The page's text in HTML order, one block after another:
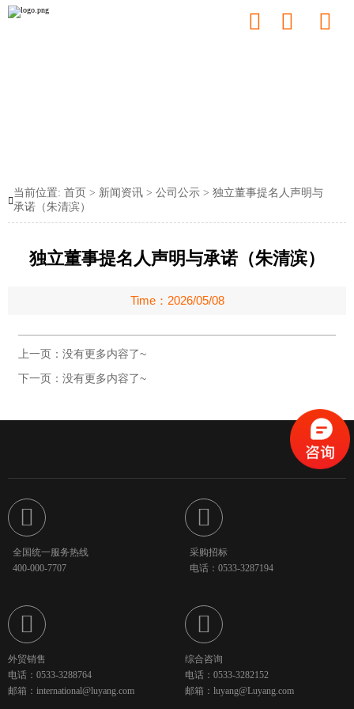
  

当前位置: 首页 > 新闻资讯 > 公司公示 > 独立董事提名人声明与
承诺（朱清滨）
独立董事提名人声明与承诺（朱清滨）
Time：2026/05/08
上一页：没有更多内容了~
下一页：没有更多内容了~

全国统一服务热线
400-000-7707

采购招标
电话：0533-3287194

外贸销售
电话：0533-3288764
邮箱：international@luyang.com

综合咨询
电话：0533-3282152
邮箱：luyang@Luyang.com